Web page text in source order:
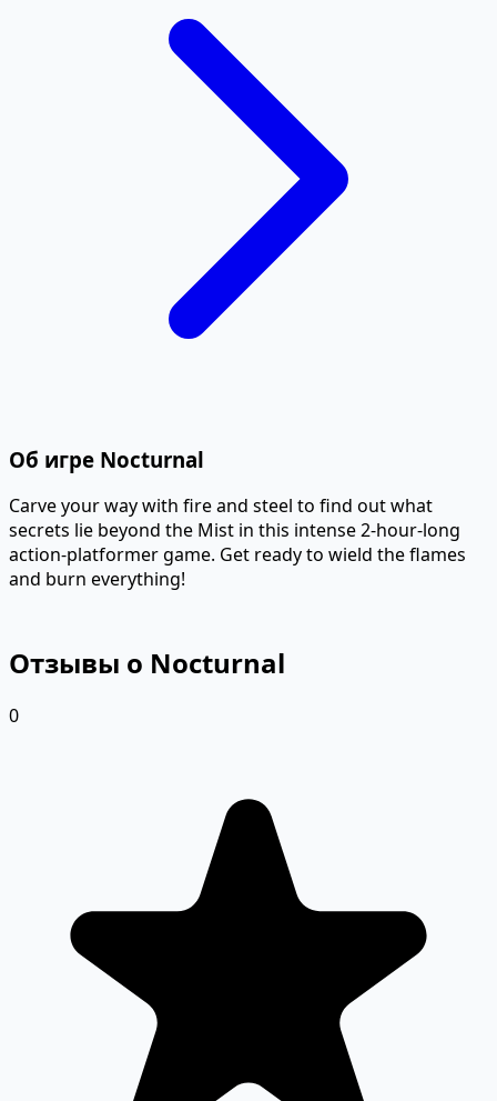
Об игре Nocturnal
Carve your way with fire and steel to find out what
secrets lie beyond the Mist in this intense 2-hour-long
action-platformer game. Get ready to wield the flames
and burn everything!
Отзывы о Nocturnal
0